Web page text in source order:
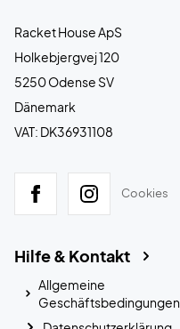
Racket House ApS
Holkebjergvej 120
5250 Odense SV
Dänemark
VAT: DK36931108
Cookies
Hilfe & Kontakt
Allgemeine
Geschäftsbedingungen